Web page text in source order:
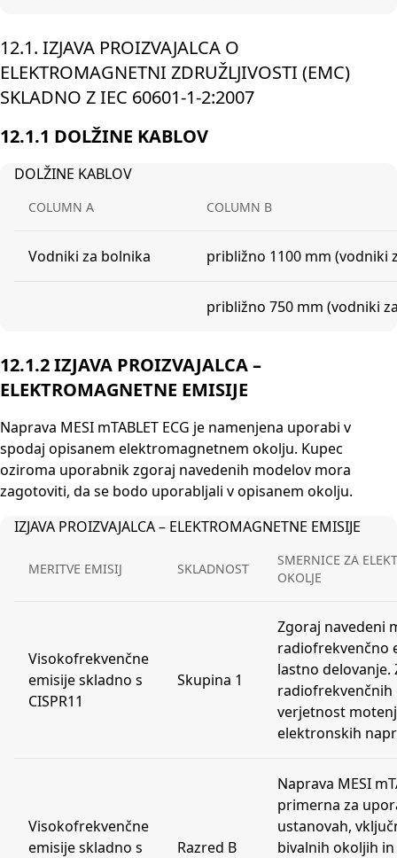
12.1. IZJAVA PROIZVAJALCA O
ELEKTROMAGNETNI ZDRUŽLJIVOSTI (EMC)
SKLADNO Z IEC 60601-1-2:2007
12.1.1 DOLŽINE KABLOV
DOLŽINE KABLOV
COLUMN A COLUMN B
Vodniki za bolnika približno 1100 mm (vodniki
približno 750 mm (vodniki
12.1.2 IZJAVA PROIZVAJALCA –
ELEKTROMAGNETNE EMISIJE
Naprava MESI mTABLET ECG je namenjena uporabi v
spodaj opisanem elektromagnetnem okolju. Kupec
oziroma uporabnik zgoraj navedenih modelov mora
zagotoviti, da se bodo uporabljali v opisanem okolju.
IZJAVA PROIZVAJALCA – ELEKTROMAGNETNE EMISIJE
MERITVE EMISIJ SKLADNOST
SMERNICE ZA
OKOLJE
Visokofrekvenčne
emisije skladno s
CISPR11
Skupina 1
Zgoraj navedeni
radiofrekvenčno
lastno delovanje.
radiofrekvenčnih
verjetnost
elektronskih
Visokofrekvenčne
emisije skladno s
Razred B
Naprava MESI
primerna za
ustanovah,
bivalnih okoljih